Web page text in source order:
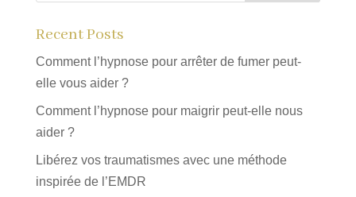
Recent Posts
Comment l’hypnose pour arrêter de fumer peut-
elle vous aider ?
Comment l’hypnose pour maigrir peut-elle nous
aider ?
Libérez vos traumatismes avec une méthode
inspirée de l’EMDR